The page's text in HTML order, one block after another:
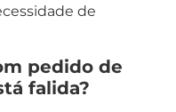
de
pedido de
falida?